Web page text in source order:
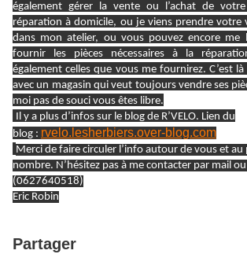
également gérer la vente ou l’achat de
réparation à domicile, ou je viens prendre votre
dans monatelier, ou vous pouvez encore me
fournir les pièces nécessaires à la
également celles que vous me fournirez. C’est
avec un magasin qui veut toujours vendre ses
moi pas de souci vous êtes libre.
Il y a plus d’infos sur le blog de R’VELO. Lien du
blog : rvelo.lesherbiers.over-blog.com
Merci de faire circuler l’info autour de vous et au
nombre. N’hésitez pas à me contacter par mail
(0627640518)
Eric Robin
Partager